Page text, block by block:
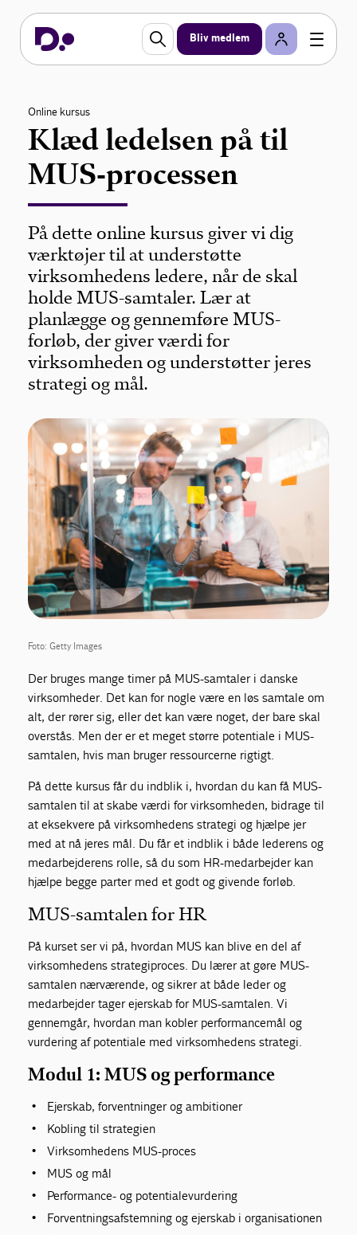
Bliv medlem
Online kursus
Klæd ledelsen på til
MUS-processen
På dette online kursus giver vi dig
værktøjer til at understøtte
virksomhedens ledere, når de skal
holde MUS-samtaler. Lær at
planlægge og gennemføre MUS-
forløb, der giver værdi for
virksomheden og understøtter jeres
strategi og mål.
Foto: Getty Images
Der bruges mange timer på MUS-samtaler i danske
virksomheder. Det kan for nogle være en løs samtale om
alt, der rører sig, eller det kan være noget, der bare skal
overstås. Men der er et meget større potentiale i MUS-
samtalen, hvis man bruger ressourcerne rigtigt.
På dette kursus får du indblik i, hvordan du kan få MUS-
samtalen til at skabe værdi for virksomheden, bidrage til
at eksekvere på virksomhedens strategi og hjælpe jer
med at nå jeres mål. Du får et indblik i både lederens og
medarbejderens rolle, så du som HR-medarbejder kan
hjælpe begge parter med et godt og givende forløb.
MUS-samtalen for HR
På kurset ser vi på, hvordan MUS kan blive en del af
virksomhedens strategiproces. Du lærer at gøre MUS-
samtalen nærværende, og sikrer at både leder og
medarbejder tager ejerskab for MUS-samtalen. Vi
gennemgår, hvordan man kobler performancemål og
vurdering af potentiale med virksomhedens strategi.
Modul 1: MUS og performance
Ejerskab, forventninger og ambitioner
Kobling til strategien
Virksomhedens MUS-proces
MUS og mål
Performance- og potentialevurdering
Forventningsafstemning og ejerskab i organisationen